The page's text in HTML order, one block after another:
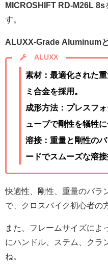
MICROSHIFT RD-M26L 8s
す。
ALUXX-Grade Aluminum
ALUXX
素材：最適化された
ミ合金を採用。
成形方法：プレスフ
ューブで剛性を犠牲に
溶接：重量と剛性の
ードでスムーズな溶接
快適性、剛性、重量のバラ
で、クロスバイク初心者の
また、フレームサイズによ
にハンドル、ステム、クラ
ね。